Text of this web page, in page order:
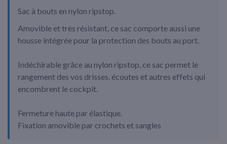
Sac à bouts en nylon ripstop.
Amovible et très résistant, ce sac comporte aussi une
housse intégrée pour la protection des bouts au port.
Indéchirable grâce au nylon ripstop, ce sac permet le
rangement des vos drisses, écoutes et autres effets qui
encombrent le cockpit.
Fermeture haute par élastique.
Fixation amovible par crochets et sangles